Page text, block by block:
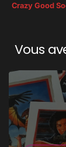
Crazy Good
Vous